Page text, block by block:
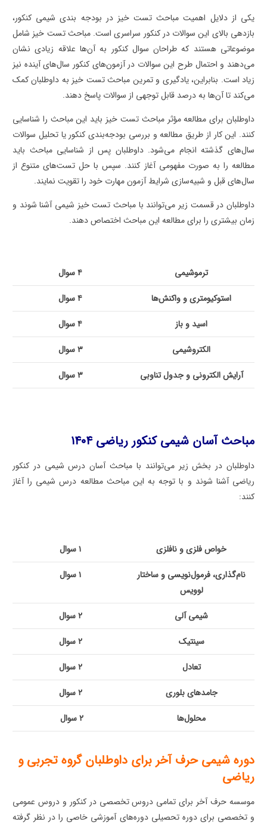
یکی از دلایل اهمیت مباحث تست‌ خیز در بودجه بندی شیمی کنکور،
بازدهی بالای این سوالات در کنکور سراسری است. مباحث تست خیز شامل
موضوعاتی هستند که طراحان سوال کنکور به آن‌ها علاقه زیادی نشان
می‌دهند و احتمال طرح این سوالات در آزمون‌های کنکور سال‌های آینده نیز
زیاد است. بنابراین، یادگیری و تمرین مباحث تست ‌خیز به داوطلبان کمک
می‌کند تا آن‌ها به درصد قابل توجهی از سوالات پاسخ دهند.
داوطلبان برای مطالعه مؤثر مباحث تست ‌خیز باید این مباحث را شناسایی
کنند. این کار از طریق مطالعه و بررسی بودجه‌بندی کنکور یا تحلیل سوالات
سال‌های گذشته انجام می‌شود. داوطلبان پس از شناسایی مباحث باید
مطالعه را به صورت مفهومی آغاز کنند. سپس با حل تست‌های متنوع از
سال‌های قبل و شبیه‌سازی شرایط آزمون مهارت خود را تقویت نمایند.
داوطلبان در قسمت زیر می‌توانند با مباحث تست خیز شیمی آشنا شوند و
زمان بیشتری را برای مطالعه این مباحث اختصاص دهند.
ترموشیمی
۴ سوال
استوکیومتری و واکنش‌ها
۴ سوال
اسید و باز
۴ سوال
الکتروشیمی
۳ سوال
آرایش الکترونی و جدول تناوبی
۳ سوال
مباحث آسان شیمی کنکور ریاضی ۱۴۰۴
داوطلبان در بخش زیر می‌توانند با مباحث آسان درس شیمی در کنکور
ریاضی آشنا شوند و با توجه به این مباحث مطالعه درس شیمی را آغاز
کنند:
خواص فلزی و نافلزی
۱ سوال
نام‌گذاری، فرمول‌نویسی و ساختار
لوویس
۱ سوال
شیمی آلی
۲ سوال
سینتیک
۲ سوال
تعادل
۲ سوال
جامدهای بلوری
۲ سوال
محلول‌ها
۲ سوال
دوره شیمی حرف آخر برای داوطلبان گروه تجربی و
ریاضی
موسسه حرف آخر برای تمامی دروس تخصصی در کنکور و دروس عمومی
و تخصصی برای دوره تحصیلی دوره‌های آموزشی خاصی را در نظر گرفته